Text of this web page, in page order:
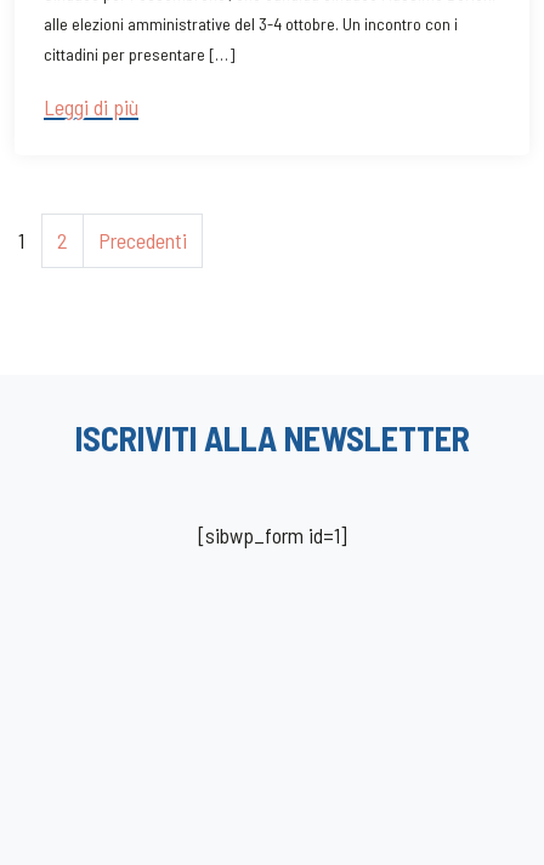
alle elezioni amministrative del 3-4 ottobre. Un incontro con i
cittadini per presentare […]
Leggi di più
1 2 Precedenti
ISCRIVITI ALLA NEWSLETTER
[sibwp_form id=1]